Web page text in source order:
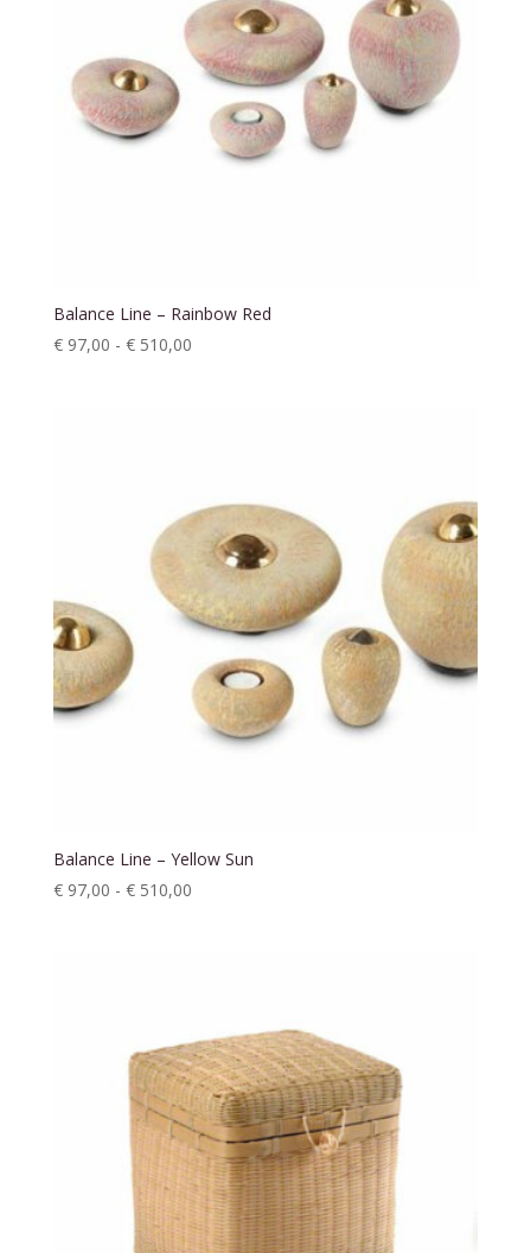
Balance Line – Rainbow Red
€97,00 - €510,00Prijsklasse:
Balance Line – Yellow Sun
€97,00 - €510,00Prijsklasse: